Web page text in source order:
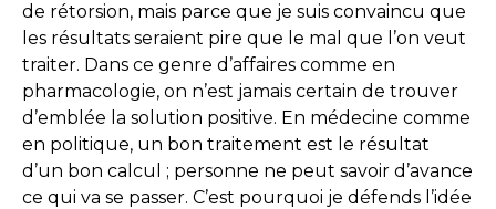
de rétorsion, mais parce que je suis convaincu que
les résultats seraient pire que le mal que l’on veut
traiter. Dans ce genre d’affaires comme en
pharmacologie, on n’est jamais certain de trouver
d’emblée la solution positive. En médecine comme
en politique, un bon traitement est le résultat
d’un bon calcul ; personne ne peut savoir d’avance
ce qui va se passer. C’est pourquoi je défends l’idée